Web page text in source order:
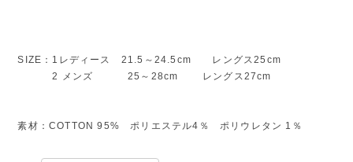
SIZE：1レディース 21.5～24.5cm レングス25cm
2 メンズ 25～28cm レングス27cm
素材：COTTON 95% ポリエステル4％ ポリウレタン 1％